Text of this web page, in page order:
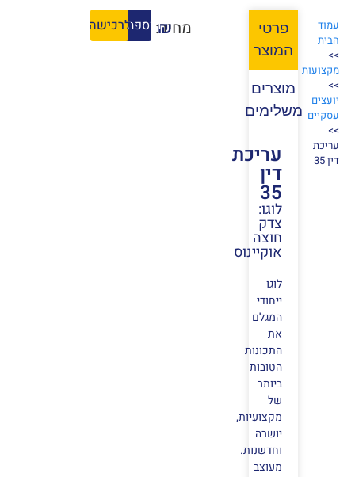
עמוד
הבית
>>
מקצועות
>>
יועצים
עסקיים
>>
עריכת
דין 35
פרטי
המוצר
מוצרים
משלימים
עריכת
דין
35
לוגו:
צדק
חוצה
אוקיינוס
לוגו
ייחודי
המגלם
את
התכונות
הטובות
ביותר
של
מקצועיות,
יושרה
וחדשנות.
מעוצב
מחיר:
₪הוספה לסל
לרכישה